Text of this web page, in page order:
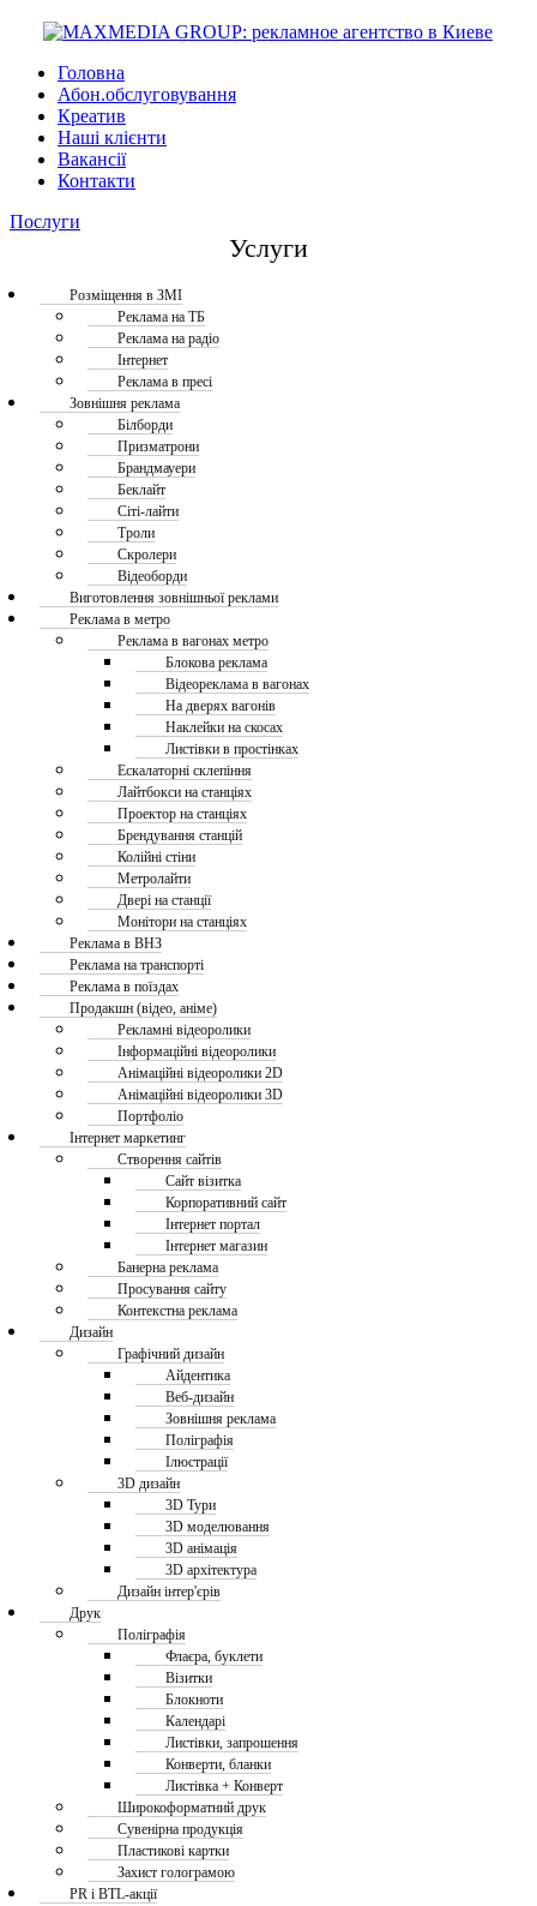
Головна
Абон.обслуговування
Креатив
Наші клієнти
Вакансії
Контакти
Послуги
Услуги
Розміщення в ЗМІ
Реклама на ТБ
Реклама на радіо
Інтернет
Реклама в пресі
Зовнішня реклама
Білборди
Призматрони
Брандмауери
Беклайт
Сіті-лайти
Троли
Скролери
Відеоборди
Виготовлення зовнішньої реклами
Реклама в метро
Реклама в вагонах метро
Блокова реклама
Відеореклама в вагонах
На дверях вагонів
Наклейки на скосах
Листівки в простінках
Ескалаторні склепіння
Лайтбокси на станціях
Проектор на станціях
Брендування станцій
Колійні стіни
Метролайти
Двері на станції
Монітори на станціях
Реклама в ВНЗ
Реклама на транспорті
Реклама в поїздах
Продакшн (відео, аніме)
Рекламні відеоролики
Інформаційні відеоролики
Анімаційні відеоролики 2D
Анімаційні відеоролики 3D
Портфоліо
Інтернет маркетинг
Створення сайтів
Сайт візитка
Корпоративний сайт
Інтернет портал
Інтернет магазин
Банерна реклама
Просування сайту
Контекстна реклама
Дизайн
Графічний дизайн
Айдентика
Веб-дизайн
Зовнішня реклама
Поліграфія
Ілюстрації
3D дизайн
3D Тури
3D моделювання
3D анімація
3D архітектура
Дизайн інтер'єрів
Друк
Поліграфія
Флаєра, буклети
Візитки
Блокноти
Календарі
Листівки, запрошення
Конверти, бланки
Листівка + Конверт
Широкоформатний друк
Сувенірна продукція
Пластикові картки
Захист голограмою
PR і BTL-акції